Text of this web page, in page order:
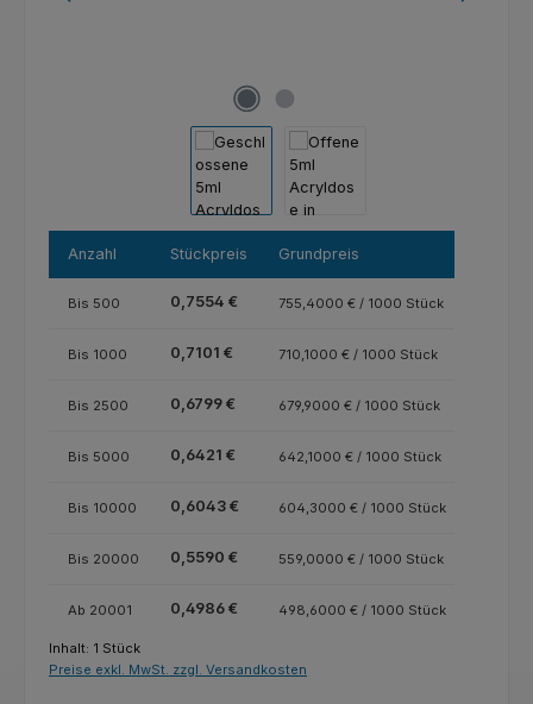
Anzahl Stückpreis Grundpreis
Bis 500 0,7554 € 755,4000 € / 1000 Stück
Bis 1000 0,7101 € 710,1000 € / 1000 Stück
Bis 2500 0,6799 € 679,9000 € / 1000 Stück
Bis 5000 0,6421 € 642,1000 € / 1000 Stück
Bis 10000 0,6043 € 604,3000 € / 1000 Stück
Bis 20000 0,5590 € 559,0000 € / 1000 Stück
Ab 20001 0,4986 € 498,6000 € / 1000 Stück
Inhalt: 1 Stück
Preise exkl. MwSt. zzgl. Versandkosten